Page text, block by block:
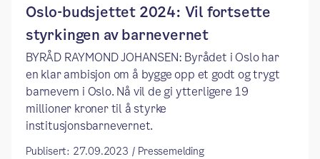
Oslo-budsjettet 2024: Vil fortsette
styrkingen av barnevernet
BYRÅD RAYMOND JOHANSEN: Byrådet i Oslo har
en klar ambisjon om å bygge opp et godt og trygt
barnevern i Oslo. Nå vil de gi ytterligere 19
millioner kroner til å styrke
institusjonsbarnevernet.
Publisert: 27.09.2023 / Pressemelding